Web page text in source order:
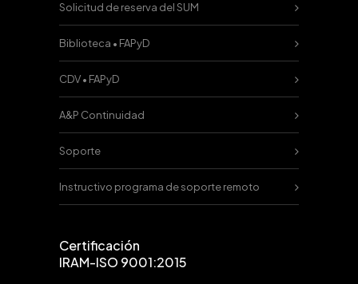
Solicitud de reserva del SUM
Biblioteca • FAPyD
CDV • FAPyD
A&P Continuidad
Soporte
Instructivo programa de soporte remoto
Certificación
IRAM-ISO 9001:2015